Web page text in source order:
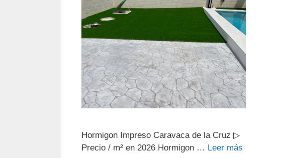
Hormigon Impreso Caravaca de la Cruz ▷
Precio / m² en 2026 Hormigon … Leer más